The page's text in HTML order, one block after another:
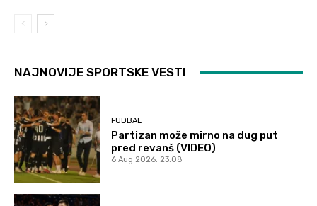
NAJNOVIJE SPORTSKE VESTI
FUDBAL
Partizan može mirno na dug put
pred revanš (VIDEO)
6 Aug 2026. 23:08